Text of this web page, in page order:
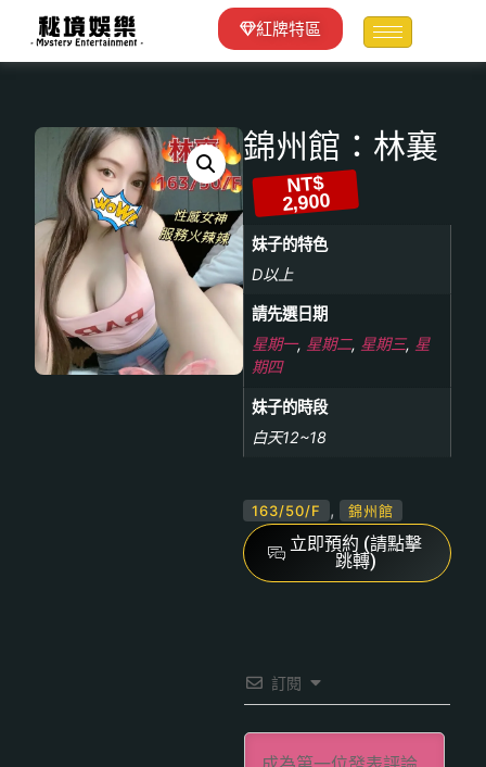
紅牌特區
錦州館：林襄
NT$
2,900
妹子的特色
D以上
請先選日期
星期一, 星期二, 星期三, 星
期四
妹子的時段
白天12~18
163/50/F , 錦州館
立即預約 (請點擊
跳轉)
訂閱